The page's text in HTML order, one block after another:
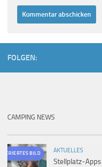
FOLGEN:
CAMPING NEWS
BILD AKTUELLES
Stellplatz-